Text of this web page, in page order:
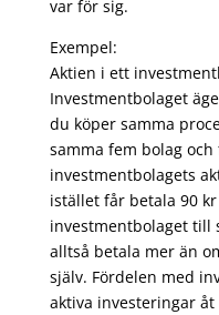
var för sig.
Exempel:
Aktien i ett
Investmentbolaget
du köper samma
samma fem bolag
investmentbolagets
istället får betala 90
investmentbolaget till
alltså betala mer än
själv. Fördelen med
aktiva investeringar åt